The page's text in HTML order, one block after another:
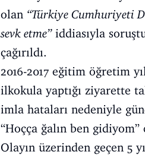
olan “Türkiye Cumhuriyeti
sevk etme”iddiasıyla
çağırıldı.
2016-2017 eğitim öğretim
ilkokula yaptığı ziyarette
imla hataları nedeniyle
“Hoçça ğalın ben gidiyom”
Olayın üzerinden geçen 5